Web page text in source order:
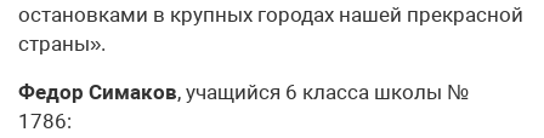
остановками в крупных городах нашей прекрасной
страны».
Федор Симаков, учащийся 6 класса школы №
1786: